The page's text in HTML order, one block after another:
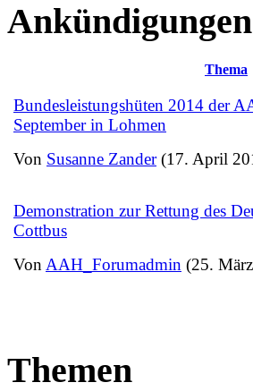
Thema
Bundesleistungshüten 2014 der
September in Lohmen
Von Susanne Zander(17. April
Demonstration zur Rettung des
Cottbus
Von AAH_Forumadmin (25.
Themen